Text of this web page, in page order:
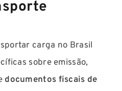
carga no Brasil
sobre emissão,
documentos fiscais de